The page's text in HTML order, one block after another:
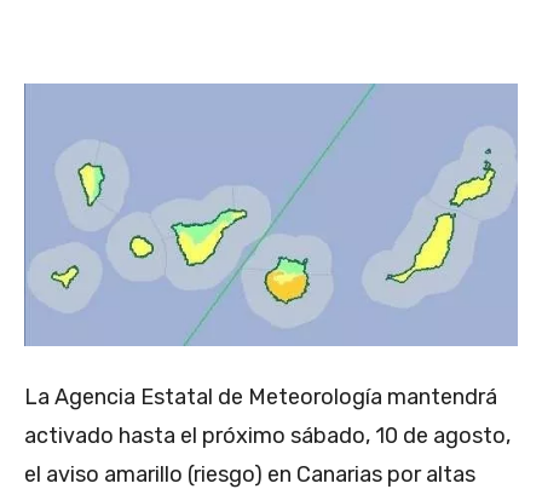
La Agencia Estatal de Meteorología mantendrá
activado hasta el próximo sábado, 10 de agosto,
el aviso amarillo (riesgo) en Canarias por altas